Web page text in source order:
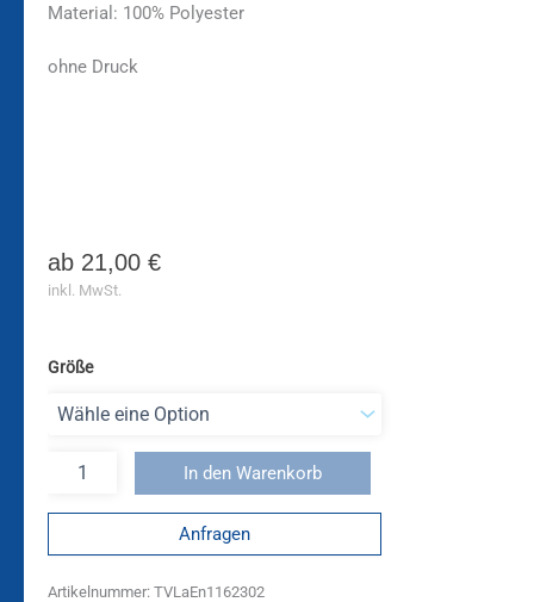
Material: 100% Polyester
ohne Druck
ab 21,00 €
inkl. MwSt.
Größe
In den Warenkorb
Anfragen
Artikelnummer: TVLaEn1162302